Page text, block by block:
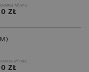
M2 /M-C
ZŁ
M2 /M-C
ZŁ